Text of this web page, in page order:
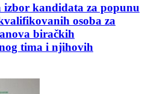
izbor kandidata za popunu
osoba za
biračkih
tima i njihovih